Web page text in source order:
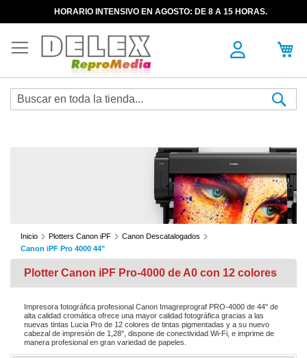
HORARIO INTENSIVO EN AGOSTO: DE 8 A 15 HORAS.
Inicio Plotters Canon iPF
Canon Descatalogados
Canon iPF Pro 4000 44"
Plotter Canon iPF Pro-4000 de A0 con 12 colores
Impresora fotográfica profesional Canon Imagreprograf PRO-4000 de 44" de
alta calidad cromática ofrece una mayor calidad fotográfica gracias a las
nuevas tintas Lucia Pro de 12 colores de tintas pigmentadas y a su nuevo
cabezal de impresión de 1,28", dispone de conectividad Wi-Fi, e imprime de
manera profesional en gran variedad de papeles.